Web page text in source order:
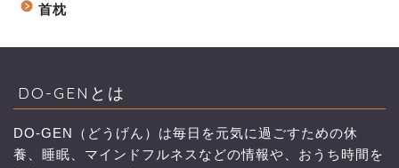
首枕
DO-GENとは
DO-GEN（どうげん）は毎日を元気に過ごすための休
養、睡眠、マインドフルネスなどの情報や、おうち時間を